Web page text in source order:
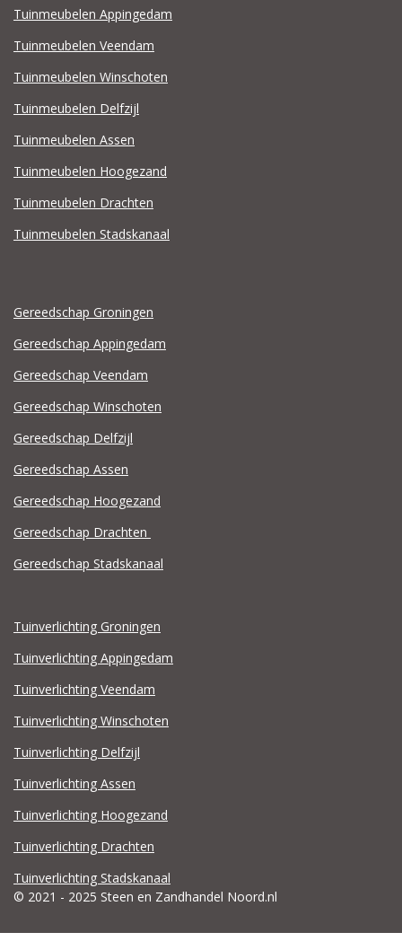
Tuinmeubelen Appingedam
Tuinmeubelen Veendam
Tuinmeubelen Winschoten
Tuinmeubelen Delfzijl
Tuinmeubelen Assen
Tuinmeubelen Hoogezand
Tuinmeubelen Drachten
Tuinmeubelen Stadskanaal
Gereedschap Groningen
Gereedschap Appingedam
Gereedschap Veendam
Gereedschap Winschoten
Gereedschap Delfzijl
Gereedschap Assen
Gereedschap Hoogezand
Gereedschap Drachten
Gereedschap Stadskanaal
Tuinverlichting Groningen
Tuinverlichting Appingedam
Tuinverlichting Veendam
Tuinverlichting Winschoten
Tuinverlichting Delfzijl
Tuinverlichting Assen
Tuinverlichting Hoogezand
Tuinverlichting Drachten
Tuinverlichting Stadskanaal
© 2021 - 2025 Steen en Zandhandel Noord.nl